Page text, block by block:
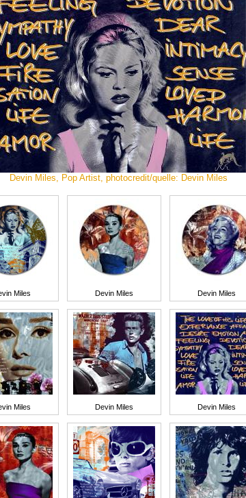
Devin Miles, Pop Artist, photocredit/quelle: Devin Miles
Miles Devin Miles Devin Miles
Miles Devin Miles Devin Miles